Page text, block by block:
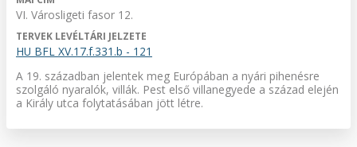
VI. Városligeti fasor 12.
TERVEK LEVÉLTÁRI JELZETE
HU BFL XV.17.f.331.b - 121
A 19. században jelentek meg Európában a nyári pihenésre
szolgáló nyaralók, villák. Pest első villanegyede a század elején
a Király utca folytatásában jött létre.